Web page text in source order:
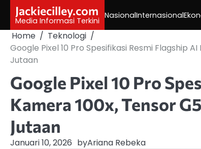
content
Jackiecilley.com
Media Informasi Terkini
NasionalInternasional
Home
Teknologi
Google Pixel 10 Pro Spesifikasi Resmi Flagship
Jutaan
Google Pixel 10 Pro
Kamera 100x, Tensor
Jutaan
Januari 10, 2026 byAriana Rebeka